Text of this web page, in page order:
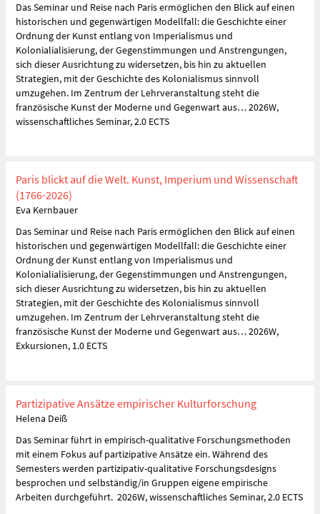
Das Seminar und Reise nach Paris ermöglichen den Blick auf einen
historischen und gegenwärtigen Modellfall: die Geschichte einer
Ordnung der Kunst entlang von Imperialismus und
Kolonialialisierung, der Gegenstimmungen und Anstrengungen,
sich dieser Ausrichtung zu widersetzen, bis hin zu aktuellen
Strategien, mit der Geschichte des Kolonialismus sinnvoll
umzugehen. Im Zentrum der Lehrveranstaltung steht die
französische Kunst der Moderne und Gegenwart aus… 2026W,
wissenschaftliches Seminar, 2.0 ECTS
Paris blickt auf die Welt. Kunst, Imperium und Wissenschaft
(1766-2026)
Eva Kernbauer
Das Seminar und Reise nach Paris ermöglichen den Blick auf einen
historischen und gegenwärtigen Modellfall: die Geschichte einer
Ordnung der Kunst entlang von Imperialismus und
Kolonialialisierung, der Gegenstimmungen und Anstrengungen,
sich dieser Ausrichtung zu widersetzen, bis hin zu aktuellen
Strategien, mit der Geschichte des Kolonialismus sinnvoll
umzugehen. Im Zentrum der Lehrveranstaltung steht die
französische Kunst der Moderne und Gegenwart aus… 2026W,
Exkursionen, 1.0 ECTS
Partizipative Ansätze empirischer Kulturforschung
Helena Deiß
Das Seminar führt in empirisch-qualitative Forschungsmethoden
mit einem Fokus auf partizipative Ansätze ein. Während des
Semesters werden partizipativ-qualitative Forschungsdesigns
besprochen und selbständig/in Gruppen eigene empirische
Arbeiten durchgeführt. 2026W, wissenschaftliches Seminar, 2.0 ECTS